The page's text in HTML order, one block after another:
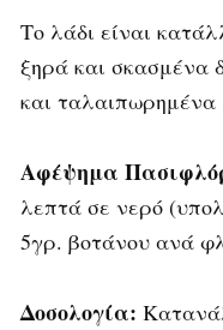
Το λάδι είναι
ξηρά και σκασμένα
και ταλαιπωρημένα
Αφέψημα
λεπτά σε νερό
5γρ. βοτάνου ανά
Δοσολογία: